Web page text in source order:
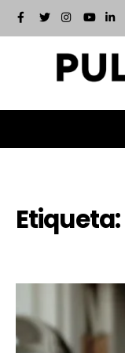
Etiqueta: